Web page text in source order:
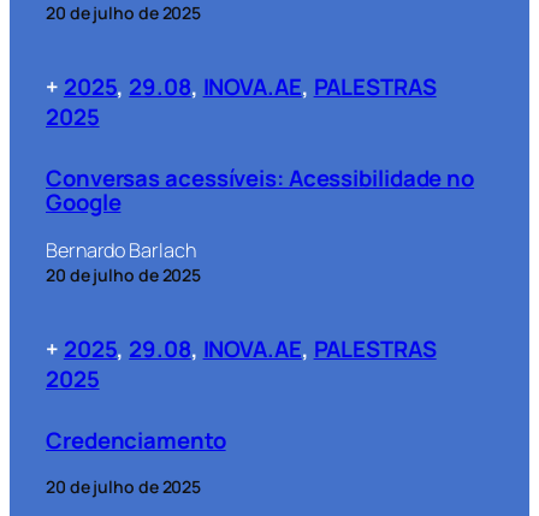
20 de julho de 2025
+ 2025, 29.08, INOVA.AE, PALESTRAS
2025
Conversas acessíveis: Acessibilidade no
Google
Bernardo Barlach
20 de julho de 2025
+ 2025, 29.08, INOVA.AE, PALESTRAS
2025
Credenciamento
20 de julho de 2025